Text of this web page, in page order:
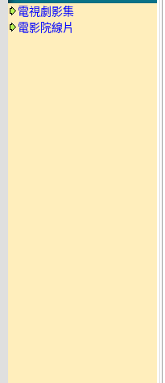
電視劇影集
電影院線片